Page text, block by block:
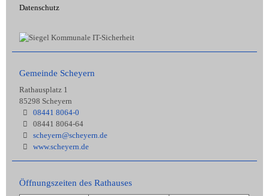
Datenschutz
Gemeinde Scheyern
Rathausplatz 1
85298 Scheyern
08441 8064-0
08441 8064-64
scheyern@scheyern.de
www.scheyern.de
Öffnungszeiten des Rathauses